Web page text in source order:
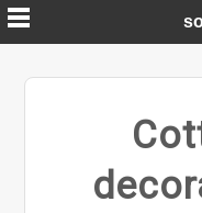
Skip
to
content